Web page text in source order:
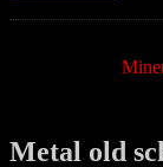
Metal old